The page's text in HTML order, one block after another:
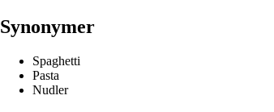
Synonymer
Spaghetti
Pasta
Nudler